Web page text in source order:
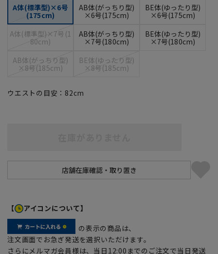
A体(標準型)×6号
(175cm)
AB体(がっちり型)
×6号(175cm)
BE体(ゆったり型)
×6号(175cm)
A体(標準型)×7号(1
80cm)
AB体(がっちり型)
×7号(180cm)
BE体(ゆったり型)
×7号(180cm)
AB体(がっちり型)
×8号(185cm)
BE体(ゆったり型)
×8号(185cm)
ウエストの目安： 82cm
【 アイコンについて】
の表示の商品は、
注文画面でお急ぎ発送を選択いただけます。
さらにメルマガ会員様は、当日12:00までのご注文で当日発送